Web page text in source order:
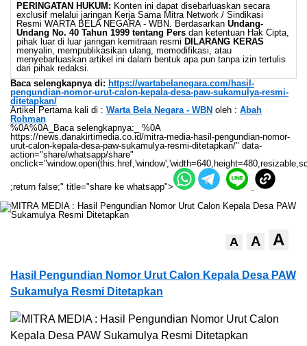
PERINGATAN HUKUM: Konten ini dapat disebarluaskan secara
exclusif melalui jaringan Kerja Sama Mitra Network / Sindikasi
Resmi WARTA BELA NEGARA - WBN. Berdasarkan Undang-
Undang No. 40 Tahun 1999 tentang Pers dan ketentuan Hak Cipta,
pihak luar di luar jaringan kemitraan resmi DILARANG KERAS
menyalin, mempublikasikan ulang, memodifikasi, atau
menyebarluaskan artikel ini dalam bentuk apa pun tanpa izin tertulis
dari pihak redaksi.
Baca selengkapnya di: https://wartabelanegara.com/hasil-
pengundian-nomor-urut-calon-kepala-desa-paw-sukamulya-resmi-
ditetapkan/
Artikel Pertama kali di : Warta Bela Negara - WBN oleh : Abah
Rohman
%0A%0A_Baca selengkapnya:_ %0A
https://news.danakirtimedia.co.id/mitra-media-hasil-pengundian-nomor-
urut-calon-kepala-desa-paw-sukamulya-resmi-ditetapkan/" data-
action="share/whatsapp/share"
;return false;" title="share ke whatsapp">
A A A
Hasil Pengundian Nomor Urut Calon Kepala Desa PAW
Sukamulya Resmi Ditetapkan